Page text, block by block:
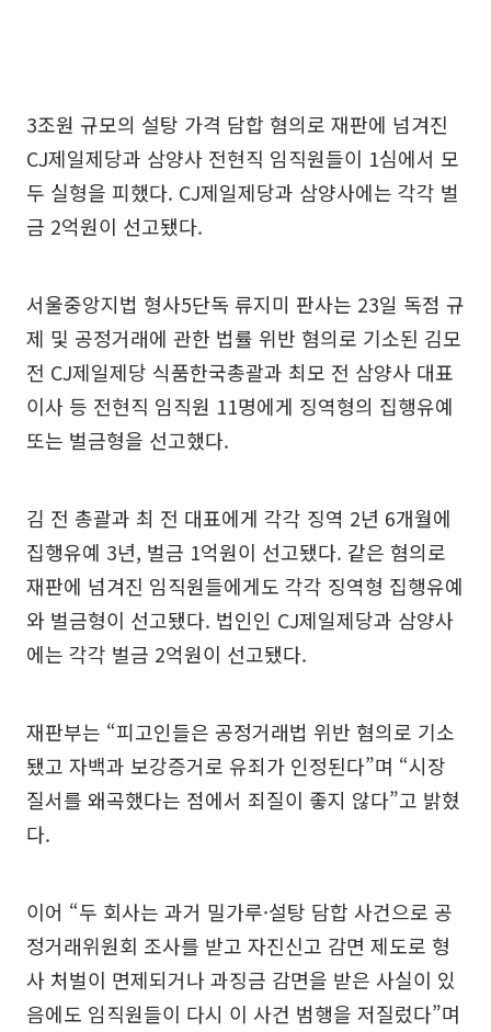
3조원 규모의 설탕 가격 담합 혐의로 재판에 넘겨진
CJ제일제당과 삼양사 전현직 임직원들이 1심에서 모
두 실형을 피했다. CJ제일제당과 삼양사에는 각각 벌
금 2억원이 선고됐다.
서울중앙지법 형사5단독 류지미 판사는 23일 독점 규
제 및 공정거래에 관한 법률 위반 혐의로 기소된 김모
전 CJ제일제당 식품한국총괄과 최모 전 삼양사 대표
이사 등 전현직 임직원 11명에게 징역형의 집행유예
또는 벌금형을 선고했다.
김 전 총괄과 최 전 대표에게 각각 징역 2년 6개월에
집행유예 3년, 벌금 1억원이 선고됐다. 같은 혐의로
재판에 넘겨진 임직원들에게도 각각 징역형 집행유예
와 벌금형이 선고됐다. 법인인 CJ제일제당과 삼양사
에는 각각 벌금 2억원이 선고됐다.
재판부는 “피고인들은 공정거래법 위반 혐의로 기소
됐고 자백과 보강증거로 유죄가 인정된다”며 “시장
질서를 왜곡했다는 점에서 죄질이 좋지 않다”고 밝혔
다.
이어 “두 회사는 과거 밀가루·설탕 담합 사건으로 공
정거래위원회 조사를 받고 자진신고 감면 제도로 형
사 처벌이 면제되거나 과징금 감면을 받은 사실이 있
음에도 임직원들이 다시 이 사건 범행을 저질렀다”며